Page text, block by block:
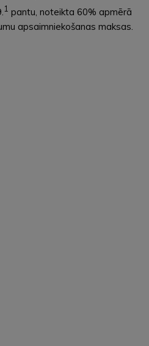
1 pantu, noteikta 60% apmērā
apsaimniekošanas maksas.